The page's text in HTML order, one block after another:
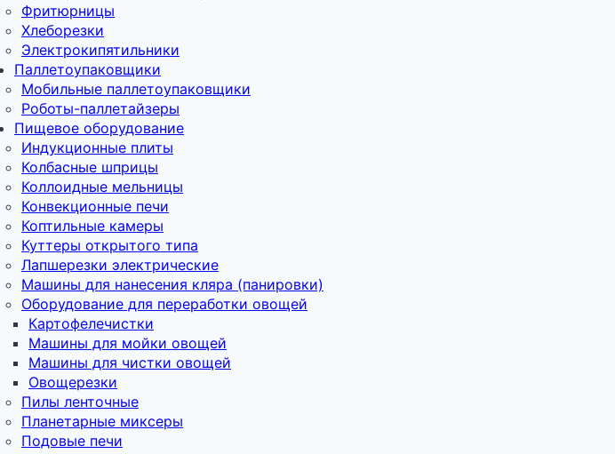
Фритюрницы
Хлеборезки
Электрокипятильники
Паллетоупаковщики
Мобильные паллетоупаковщики
Роботы-паллетайзеры
Пищевое оборудование
Индукционные плиты
Колбасные шприцы
Коллоидные мельницы
Конвекционные печи
Коптильные камеры
Куттеры открытого типа
Лапшерезки электрические
Машины для нанесения кляра (панировки)
Оборудование для переработки овощей
Картофелечистки
Машины для мойки овощей
Машины для чистки овощей
Овощерезки
Пилы ленточные
Планетарные миксеры
Подовые печи